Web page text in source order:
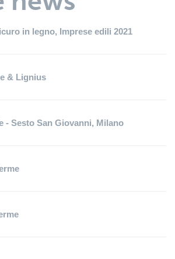
in legno, Imprese edili 2021
& Lignius
- Sesto San Giovanni, Milano